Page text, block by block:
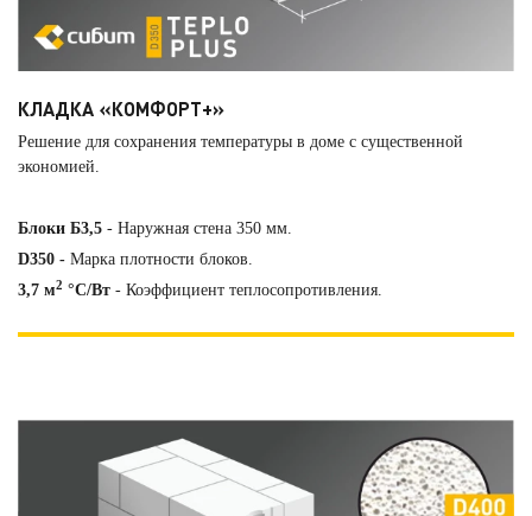
КЛАДКА «КОМФОРТ+»
Решение для сохранения температуры в доме с существенной
экономией.
Блоки Б3,5 - Наружная стена 350 мм.
D350 - Марка плотности блоков.
3,7 м2 °С/Вт - Коэффициент теплосопротивления.